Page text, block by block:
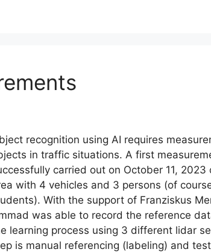
recognition using AI requires
in traffic situations. A first
carried out on October 11, 2023
with 4 vehicles and 3 persons (of
With the support of Franziskus
was able to record the reference
learning process using 3 different lidar
is manual referencing (labeling) and